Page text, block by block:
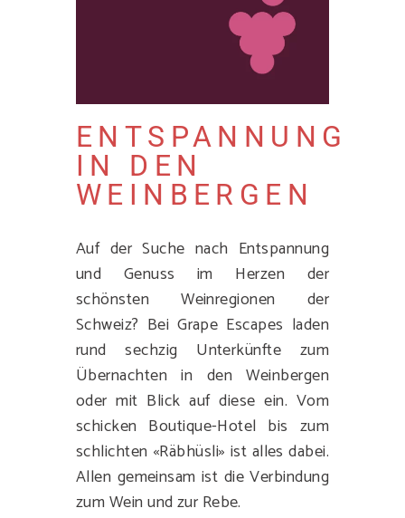
ENTSPANNUNG
IN DEN
WEINBERGEN
Auf der Suche nach Entspannung
und Genuss im Herzen der
schönsten Weinregionen der
Schweiz? Bei Grape Escapes laden
rund sechzig Unterkünfte zum
Übernachten in den Weinbergen
oder mit Blick auf diese ein. Vom
schicken Boutique-Hotel bis zum
schlichten «Räbhüsli» ist alles dabei.
Allen gemeinsam ist die Verbindung
zum Wein und zur Rebe.